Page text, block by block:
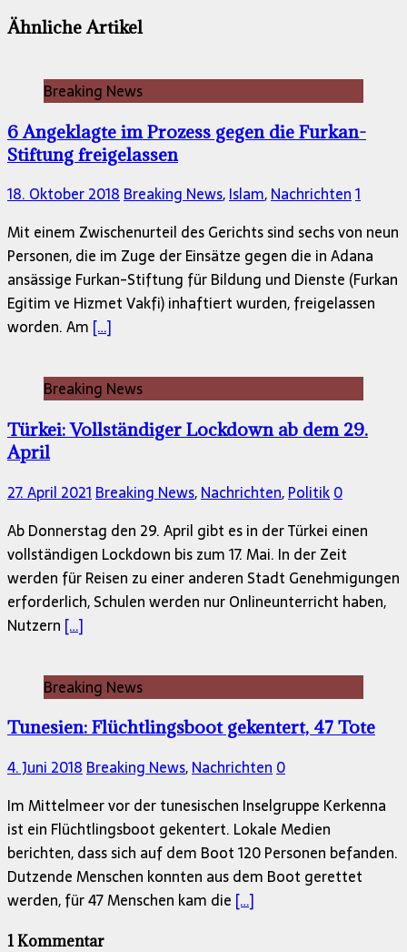
Ähnliche Artikel
Breaking News
6 Angeklagte im Prozess gegen die Furkan-
Stiftung freigelassen
18. Oktober 2018Breaking News,Islam,Nachrichten1
Mit einem Zwischenurteil des Gerichts sind sechs von neun
Personen, die im Zuge der Einsätze gegen die in Adana
ansässige Furkan-Stiftung für Bildung und Dienste (Furkan
Egitim ve Hizmet Vakfi) inhaftiert wurden, freigelassen
worden. Am […]
Breaking News
Türkei: Vollständiger Lockdown ab dem 29.
April
27. April 2021 Breaking News,Nachrichten,Politik0
Ab Donnerstag den 29. April gibt es in der Türkei einen
vollständigen Lockdown bis zum 17. Mai. In der Zeit
werden für Reisen zu einer anderen Stadt Genehmigungen
erforderlich, Schulen werden nur Onlineunterricht haben,
Nutzern […]
Breaking News
Tunesien: Flüchtlingsboot gekentert, 47 Tote
4. Juni 2018 Breaking News,Nachrichten 0
Im Mittelmeer vor der tunesischen Inselgruppe Kerkenna
ist ein Flüchtlingsboot gekentert. Lokale Medien
berichten, dass sich auf dem Boot 120 Personen befanden.
Dutzende Menschen konnten aus dem Boot gerettet
werden, für 47 Menschen kam die […]
1 Kommentar